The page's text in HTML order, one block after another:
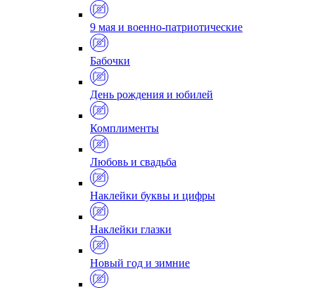
9 мая и военно-патриотические
Бабочки
День рождения и юбилей
Комплименты
Любовь и свадьба
Наклейки буквы и цифры
Наклейки глазки
Новый год и зимние